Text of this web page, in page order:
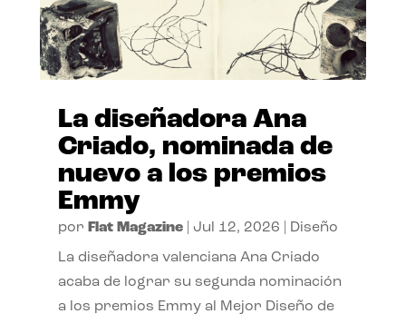
La diseñadora Ana
Criado, nominada de
nuevo a los premios
Emmy
por Flat Magazine| Jul 12, 2026 Diseño
La diseñadora valenciana Ana Criado
acaba de lograr su segunda nominación
a los premios Emmy al Mejor Diseño de